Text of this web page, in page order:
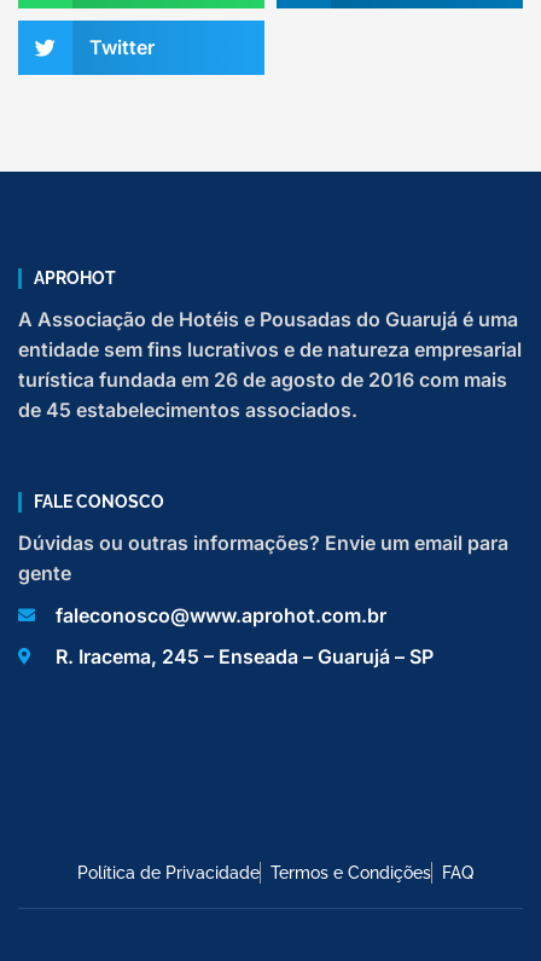
Twitter
APROHOT
A Associação de Hotéis e Pousadas do Guarujá é uma
entidade sem fins lucrativos e de natureza empresarial
turística fundada em 26 de agosto de 2016 com mais
de 45 estabelecimentos associados.
FALE CONOSCO
Dúvidas ou outras informações? Envie um email para
gente
faleconosco@www.aprohot.com.br
R. Iracema, 245 – Enseada – Guarujá – SP
Política de Privacidade Termos e Condições FAQ